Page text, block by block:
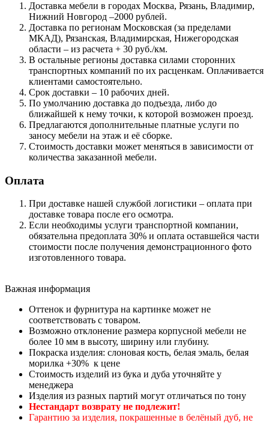
Доставка мебели в городах Москва, Рязань, Владимир,
Нижний Новгород –2000 рублей.
Доставка по регионам Московская (за пределами
МКАД), Рязанская, Владимирская, Нижегородская
области – из расчета + 30 руб./км.
В остальные регионы доставка силами сторонних
транспортных компаний по их расценкам. Оплачивается
клиентами самостоятельно.
Срок доставки – 10 рабочих дней.
По умолчанию доставка до подъезда, либо до
ближайшей к нему точки, к которой возможен проезд.
Предлагаются дополнительные платные услуги по
заносу мебели на этаж и её сборке.
Стоимость доставки может меняться в зависимости от
количества заказанной мебели.
Оплата
При доставке нашей службой логистики – оплата при
доставке товара после его осмотра.
Если необходимы услуги транспортной компании,
обязательна предоплата 30% и оплата оставшейся части
стоимости после получения демонстрационного фото
изготовленного товара.
Важная информация
Оттенок и фурнитура на картинке может не
соответствовать с товаром.
Возможно отклонение размера корпусной мебели не
более 10 мм в высоту, ширину или глубину.
Покраска изделия: слоновая кость, белая эмаль, белая
морилка +30% к цене
Стоимость изделий из бука и дуба уточняйте у
менеджера
Изделия из разных партий могут отличаться по тону
Нестандарт возврату не подлежит!
Гарантию за изделия, покрашенные в белёный дуб, не